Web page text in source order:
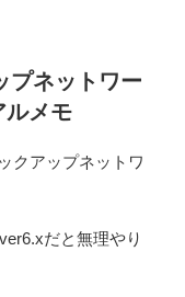
プネットワー
ルメモ
クアップネットワ
だと無理やり